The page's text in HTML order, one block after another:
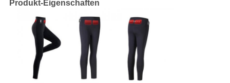
Produkt-Eigenschaften